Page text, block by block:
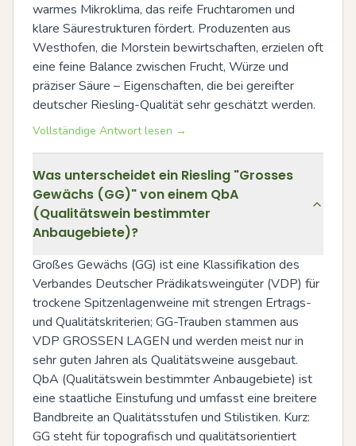
warmes Mikroklima, das reife Fruchtaromen und
klare Säurestrukturen fördert. Produzenten aus
Westhofen, die Morstein bewirtschaften, erzielen oft
eine feine Balance zwischen Frucht, Würze und
präziser Säure – Eigenschaften, die bei gereifter
deutscher Riesling-Qualität sehr geschätzt werden.
Vollständige Antwort lesen →
Was unterscheidet ein Riesling "Grosses
Gewächs (GG)" von einem QbA
(Qualitätswein bestimmter
Anbaugebiete)?
Großes Gewächs (GG) ist eine Klassifikation des
Verbandes Deutscher Prädikatsweingüter (VDP) für
trockene Spitzenlagenweine mit strengen Ertrags-
und Qualitätskriterien; GG-Trauben stammen aus
VDP GROSSEN LAGEN und werden meist nur in
sehr guten Jahren als Qualitätsweine ausgebaut.
QbA (Qualitätswein bestimmter Anbaugebiete) ist
eine staatliche Einstufung und umfasst eine breitere
Bandbreite an Qualitätsstufen und Stilistiken. Kurz:
GG steht für topografisch und qualitätsorientiert